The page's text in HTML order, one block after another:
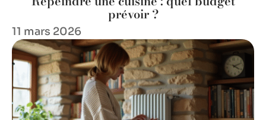
prévoir ?
11 mars 2026